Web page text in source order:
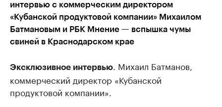
интервью с коммерческим директором
«Кубанской продуктовой компании» Михаилом
Батмановым и РБК Мнение — вспышка чумы
свиней в Краснодарском крае
Эксклюзивное интервью
. Михаил Батманов,
коммерческий директор «Кубанской
продуктовой компании».